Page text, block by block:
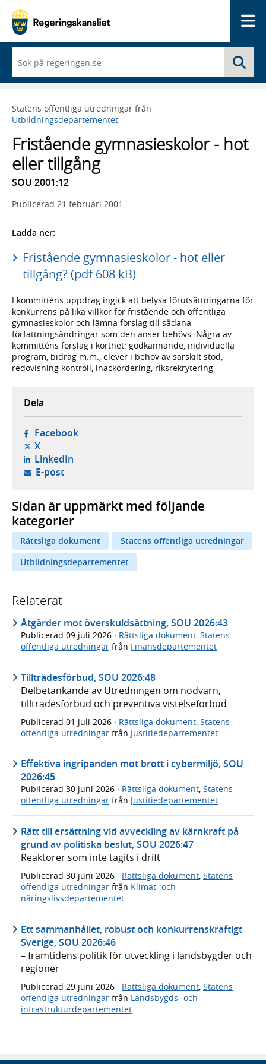
du
börjar
skriva
framträder
en
med
sökförslag
Statens offentliga utredningar från
Utbildningsdepartementet
Fristående gymnasieskolor - hot
eller tillgång
SOU 2001:12
Publicerad 21 februari 2001
Ladda ner:
Fristående gymnasieskolor - hot eller
tillgång? (pdf 608 kB)
I kommitténs uppdrag ingick att belysa förutsättningarna för
konkurrens på lika villkor för fristående och offentliga
gymnasieskolor och lämna förslag till sådana
författningsändringar som den anser behövs. Några av
kommitténs förslag i korthet: godkännande, individuella
program, bidrag m.m., elever i behov av särskilt stöd,
redovisning kontroll, inackordering, riksrekrytering
Dela
Facebook- öppnas i ny flik, extern webbplats,
X- öppnas i ny flik, extern webbplats,
LinkedIn- öppnas i ny flik, extern webbplats,
E-post- öppnar din e-postklient,
Sidan är uppmärkt med följande
kategorier
Rättsliga dokument
Statens offentliga utredningar
Utbildningsdepartementet
Relaterat
Åtgärder mot överskuldsättning, SOU 2026:43
Publicerad 09 juli 2026 · Rättsliga dokument, Statens
offentliga utredningar från Finansdepartementet
Tillträdesförbud, SOU 2026:48
Delbetänkande av Utredningen om nödvärn,
tillträdesförbud och preventiva vistelseförbud
Publicerad 01 juli 2026 · Rättsliga dokument Statens
offentliga utredningar från Justitiedepartementet
Effektiva ingripanden mot brott i cybermiljö, SOU
2026:45
Publicerad 30 juni 2026 · Rättsliga dokument, Statens
offentliga utredningar från Justitiedepartementet
Rätt till ersättning vid avveckling av kärnkraft på
grund av politiska beslut, SOU 2026:47
Reaktorer som inte tagits i drift
Publicerad 30 juni 2026 · Rättsliga dokument, Statens
offentliga utredningar från Klimat- och
näringslivsdepartementet
Ett sammanhållet, robust och konkurrenskraftigt
Sverige, SOU 2026:46
– framtidens politik för utveckling i landsbygder och
regioner
Publicerad 29 juni 2026 · Rättsliga dokument Statens
offentliga utredningar från Landsbygds- och
infrastrukturdepartementet